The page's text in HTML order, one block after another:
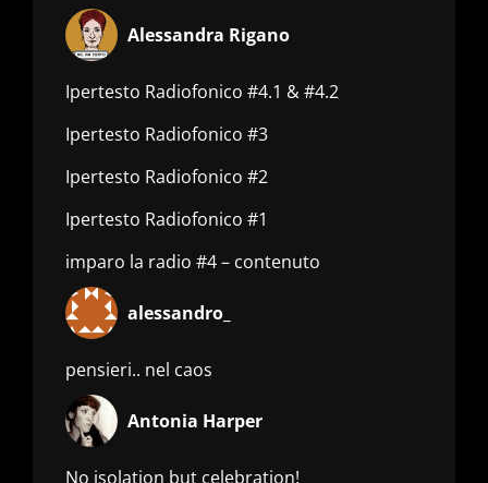
Alessandra Rigano
Ipertesto Radiofonico #4.1 & #4.2
Ipertesto Radiofonico #3
Ipertesto Radiofonico #2
Ipertesto Radiofonico #1
imparo la radio #4 – contenuto
alessandro_
pensieri.. nel caos
Antonia Harper
No isolation but celebration!